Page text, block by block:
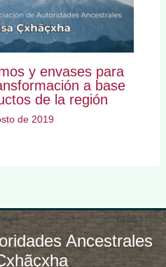
y envases para
a base
de la región
de 2019
Ancestrales